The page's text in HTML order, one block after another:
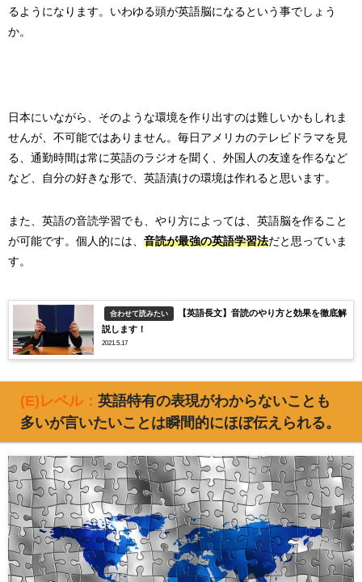
るようになります。いわゆる頭が英語脳になるという事でしょう
か。
日本にいながら、そのような環境を作り出すのは難しいかもしれま
せんが、不可能ではありません。毎日アメリカのテレビドラマを見
る、通勤時間は常に英語のラジオを聞く、外国人の友達を作るなど
など、自分の好きな形で、英語漬けの環境は作れると思います。
また、英語の音読学習でも、やり方によっては、英語脳を作ること
が可能です。個人的には、 音読が最強の英語学習法だと思っていま
す。
合わせて読みたい
【英語長文】音読のやり方と効果を徹底解
説します！
2021.5.17
(E)レベル： 英語特有の表現がわからないことも
多いが言いたいことは瞬間的にほぼ伝えられる。